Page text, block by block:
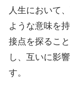
人生において
ような意味を
接点を探るこ
し、互いに影
す。